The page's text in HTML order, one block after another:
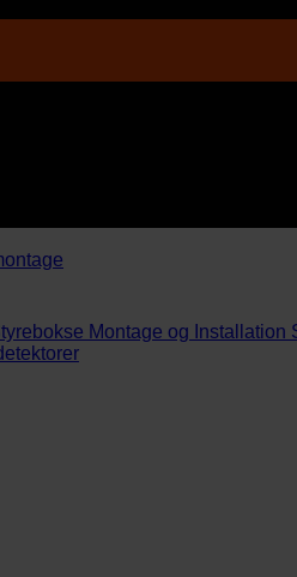
Montage og Installation